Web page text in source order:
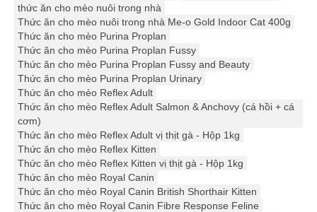
thức ăn cho mèo nuôi trong nhà
Thức ăn cho mèo nuôi trong nhà Me-o Gold Indoor Cat 400g
Thức ăn cho mèo Purina Proplan
Thức ăn cho mèo Purina Proplan Fussy
Thức ăn cho mèo Purina Proplan Fussy and Beauty
Thức ăn cho mèo Purina Proplan Urinary
Thức ăn cho mèo Reflex Adult
Thức ăn cho mèo Reflex Adult Salmon & Anchovy (cá hồi + cá
cơm)
Thức ăn cho mèo Reflex Adult vị thịt gà - Hộp 1kg
Thức ăn cho mèo Reflex Kitten
Thức ăn cho mèo Reflex Kitten vị thịt gà - Hộp 1kg
Thức ăn cho mèo Royal Canin
Thức ăn cho mèo Royal Canin British Shorthair Kitten
Thức ăn cho mèo Royal Canin Fibre Response Feline